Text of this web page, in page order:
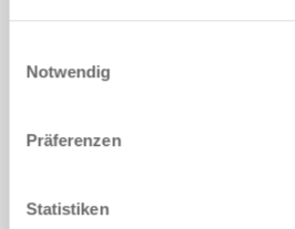
Notwendig
Präferenzen
Statistiken